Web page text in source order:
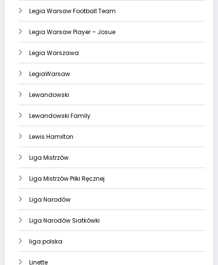
Legia Warsaw Football Team
Legia Warsaw Player – Josue
Legia Warszawa
LegiaWarsaw
Lewandowski
Lewandowski Family
Lewis Hamilton
Liga Mistrzów
Liga Mistrzów Piłki Ręcznej
Liga Narodów
Liga Narodów Siatkówki
liga polska
Linette